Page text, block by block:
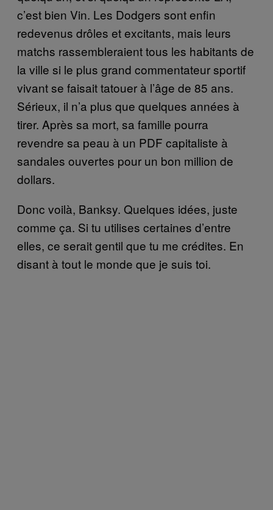
c’est bien Vin. Les Dodgers sont enfin
redevenus drôles et excitants, mais leurs
matchs rassembleraient tous les habitants de
la ville si le plus grand commentateur sportif
vivant se faisait tatouer à l’âge de 85 ans.
Sérieux, il n’a plus que quelques années à
tirer. Après sa mort, sa famille pourra
revendre sa peau à un PDF capitaliste à
sandales ouvertes pour un bon million de
dollars.
Donc voilà, Banksy. Quelques idées, juste
comme ça. Si tu utilises certaines d’entre
elles, ce serait gentil que tu me crédites. En
disant à tout le monde que je suis toi.